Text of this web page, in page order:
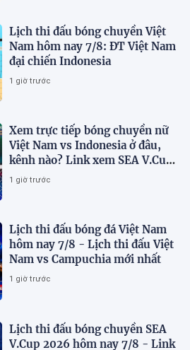
Lịch thi đấu bóng chuyền Việt
Nam hôm nay 7/8: ĐT Việt Nam
đại chiến Indonesia
1 giờ trước
Xem trực tiếp bóng chuyền nữ
Việt Nam vs Indonesia ở đâu,
kênh nào? Link xem SEA V.Cup
2026 mới nhất
1 giờ trước
Lịch thi đấu bóng đá Việt Nam
hôm nay 7/8 - Lịch thi đấu Việt
Nam vs Campuchia mới nhất
1 giờ trước
Lịch thi đấu bóng chuyền SEA
V.Cup 2026 hôm nay 7/8 - Link